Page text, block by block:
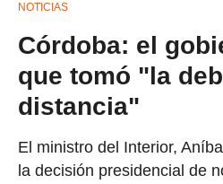
NOTICIAS
Córdoba: el
que tomó "la
distancia"
El ministro del Interior,
la decisión presidencial de